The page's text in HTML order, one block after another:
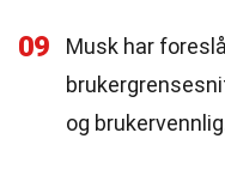
09
Musk har
og